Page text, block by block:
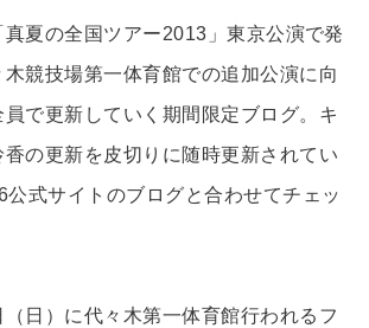
真夏の全国ツアー2013」東京公演で発
競技場第一体育館での追加公演に向
で更新していく期間限定ブログ。キ
香の更新を皮切りに随時更新されてい
公式サイトのブログと合わせてチェッ
日）に代々木第一体育館行われるフ